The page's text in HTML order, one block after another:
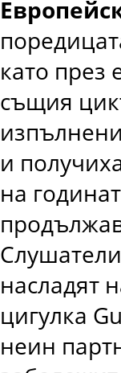
като през
същия
и
на
насладят
цигулка
неин